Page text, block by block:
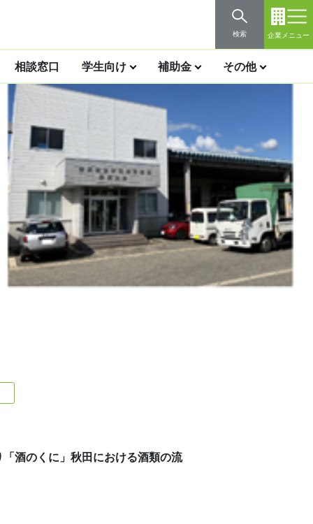
検索 企業メニュー
相談窓口 学生向け 補助金 その他
酒のくに」秋田における酒類の流